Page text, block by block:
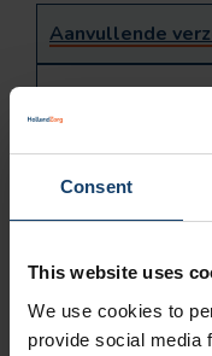
Consent
This website uses
We use cookies to
provide social media
Aanvullende
No Risk
No Risk II
Eigen bijdrage
Voor uw verblijf in
een eigen bijdrage.
brengt de kosten